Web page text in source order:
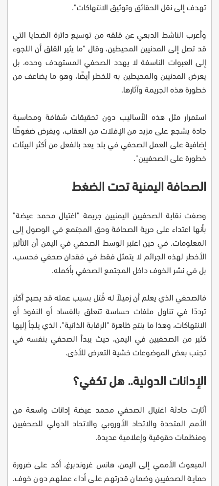
تهدف إلى نقل الحقائق وتوثيق الانتهاكات".
وأعرب الناشط الدبعي عن قلقه من توسيع دائرة الضحايا التي
قد تصل إلى المدنيين المحيطين، وقال "ما يثير القلق أن اللجوء
إلى العبوات الناسفة لا يهدد الصحفي المستهدف وحده، بل
يعرض المدنيين والمحيطين به للخطر أيضًا، وهو ما يضاعف من
خطورة هذه الجريمة وآثارها.
استمرار مثل هذه الأساليب دون تحقيقات شفافة ومحاسبة
جادة يشجع على مزيد من الإفلات من العقاب، ويفرض ضغوطًا
إضافية على العمل الصحفي في بلد يعد بالفعل من أكثر البيئات
خطورة على الصحفيين".
الصحافة اليمنية تحت الضغط
وصفت نقابة الصحفيين اليمنيين جريمة "اغتيال محمد عيضة"
بأنها اعتداء على حرية الصحافة وحق المجتمع في الوصول إلى
المعلومات. في حين اعتبر الوسط الصحفي في اليمن أن التأثير
الأخطر لهذه الجرائم لا يتمثل فقط في فقدان صحفي فحسب،
بل في نشر الخوف داخل المجتمع الصحفي بأكمله.
فالصحفي الذي يعلم أن زميلاً له قُتل بسبب عمله قد يصبح أكثر
ترددًا في تناول ملفات حساسة تتعلق بالفساد أو النفوذ أو
الانتهاكات، وهذا ما ينتج ظاهرة "الرقابة الذاتية"، الذي يلجأ إليها
كثير من الصحفيين في اليمن، حيث يبدأ الصحفي بنفسه في
تجنب بعض الموضوعات خشية التعرض للأذى.
الإدانات الدولية.. هل تكفي؟
أثارت حادثة اغتيال الصحفي محمد عيضة إدانات واسعة من
الأمم المتحدة والاتحاد الأوروبي والاتحاد الدولي للصحفيين
ومنظمات حقوقية وإعلامية عديدة.
المبعوث الأممي إلى اليمن، هانس غروندبرغ، أكد على ضرورة
حماية الصحفيين وضمان قدرتهم على أداء عملهم دون خوف.